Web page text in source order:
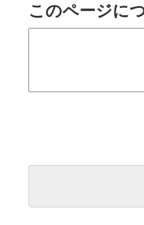
このページに